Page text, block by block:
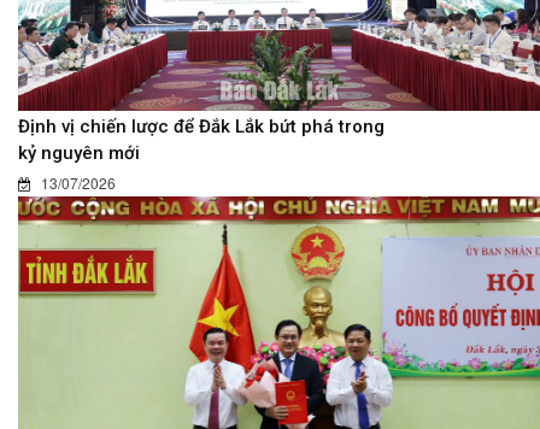
Định vị chiến lược để Đắk Lắk bứt phá trong
kỷ nguyên mới
13/07/2026